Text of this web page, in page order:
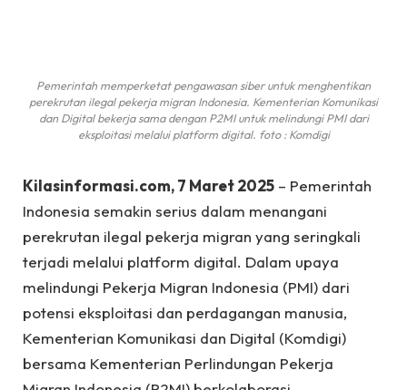
Pemerintah memperketat pengawasan siber untuk menghentikan
perekrutan ilegal pekerja migran Indonesia. Kementerian Komunikasi
dan Digital bekerja sama dengan P2MI untuk melindungi PMI dari
eksploitasi melalui platform digital. foto : Komdigi
Kilasinformasi.com, 7 Maret 2025 – Pemerintah
Indonesia semakin serius dalam menangani
perekrutan ilegal pekerja migran yang seringkali
terjadi melalui platform digital. Dalam upaya
melindungi Pekerja Migran Indonesia (PMI) dari
potensi eksploitasi dan perdagangan manusia,
Kementerian Komunikasi dan Digital (Komdigi)
bersama Kementerian Perlindungan Pekerja